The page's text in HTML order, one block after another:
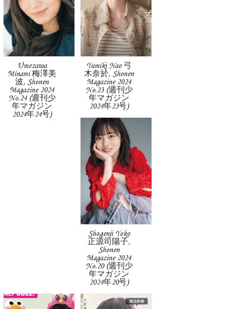
Umezawa
Minami 梅澤美
波, Shonen
Magazine 2024
No.24 (週刊少
年マガジン
2024年24号)
Yumiki Nao 弓
木奈於, Shonen
Magazine 2024
No.23 (週刊少
年マガジン
2024年23号)
Shogenji Yoko
正源司陽子,
Shonen
Magazine 2024
No.20 (週刊少
年マガジン
2024年20号)